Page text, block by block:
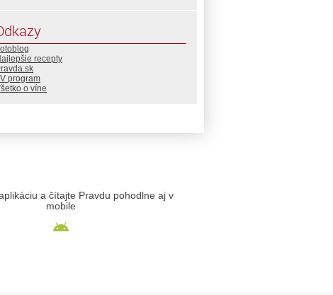
recepty
program
o víne
a čítajte Pravdu pohodlne aj v
mobile